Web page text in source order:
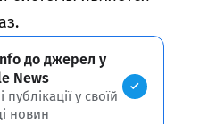
до джерел у
News
у своїй
новин